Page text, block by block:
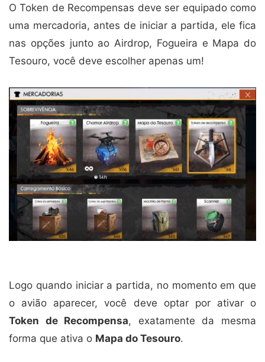
O Token de Recompensas deve ser equipado como
uma mercadoria, antes de iniciar a partida, ele fica
nas opções junto ao Airdrop, Fogueira e Mapa do
Tesouro, você deve escolher apenas um!
Logo quando iniciar a partida, no momento em que
o avião aparecer, você deve optar por ativar o
Token de Recompensa, exatamente da mesma
forma que ativa o Mapa do Tesouro.